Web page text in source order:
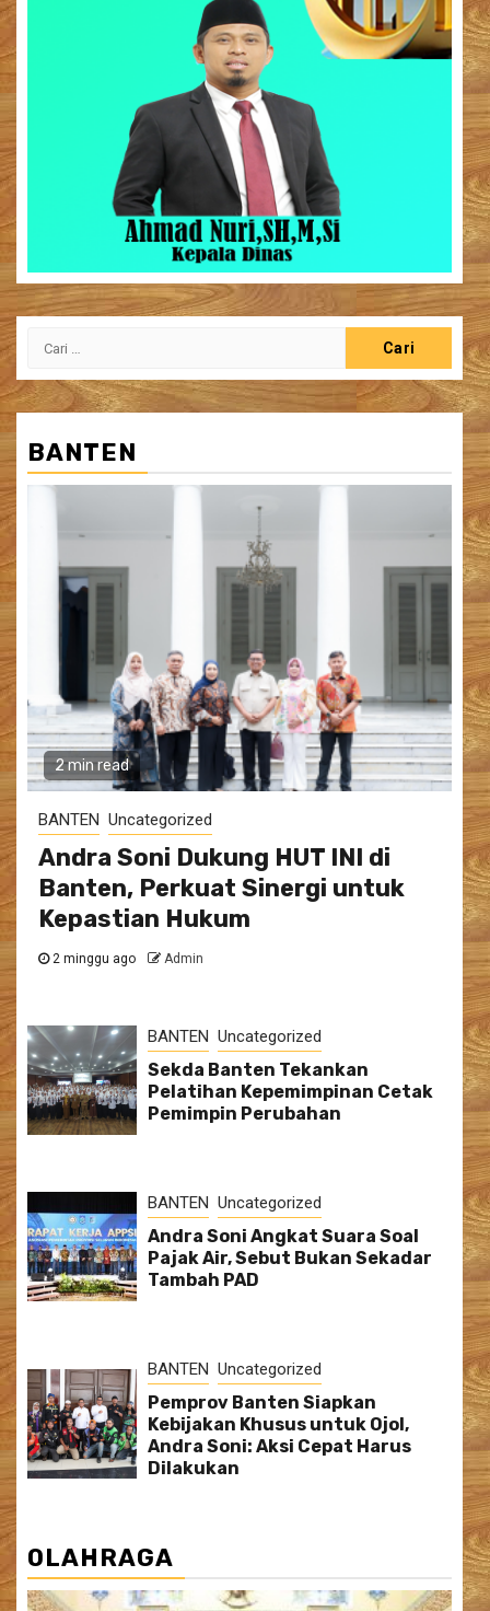
BANTEN
2 min read
BANTEN Uncategorized
Andra Soni Dukung HUT INI di
Banten, Perkuat Sinergi untuk
Kepastian Hukum
2 minggu ago Admin
BANTEN Uncategorized
Sekda Banten Tekankan
Pelatihan Kepemimpinan Cetak
Pemimpin Perubahan
BANTEN Uncategorized
Andra Soni Angkat Suara Soal
Pajak Air, Sebut Bukan Sekadar
Tambah PAD
BANTEN Uncategorized
Pemprov Banten Siapkan
Kebijakan Khusus untuk Ojol,
Andra Soni: Aksi Cepat Harus
Dilakukan
OLAHRAGA